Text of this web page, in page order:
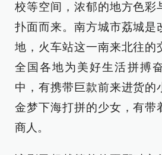
校等空间，浓郁的地方色彩
扑面而来。南方城市荔城是
地，火车站这一南来北往的
全国各地为美好生活拼搏
中，有携带巨款前来进货的
金梦下海打拼的少女，有带
商人。